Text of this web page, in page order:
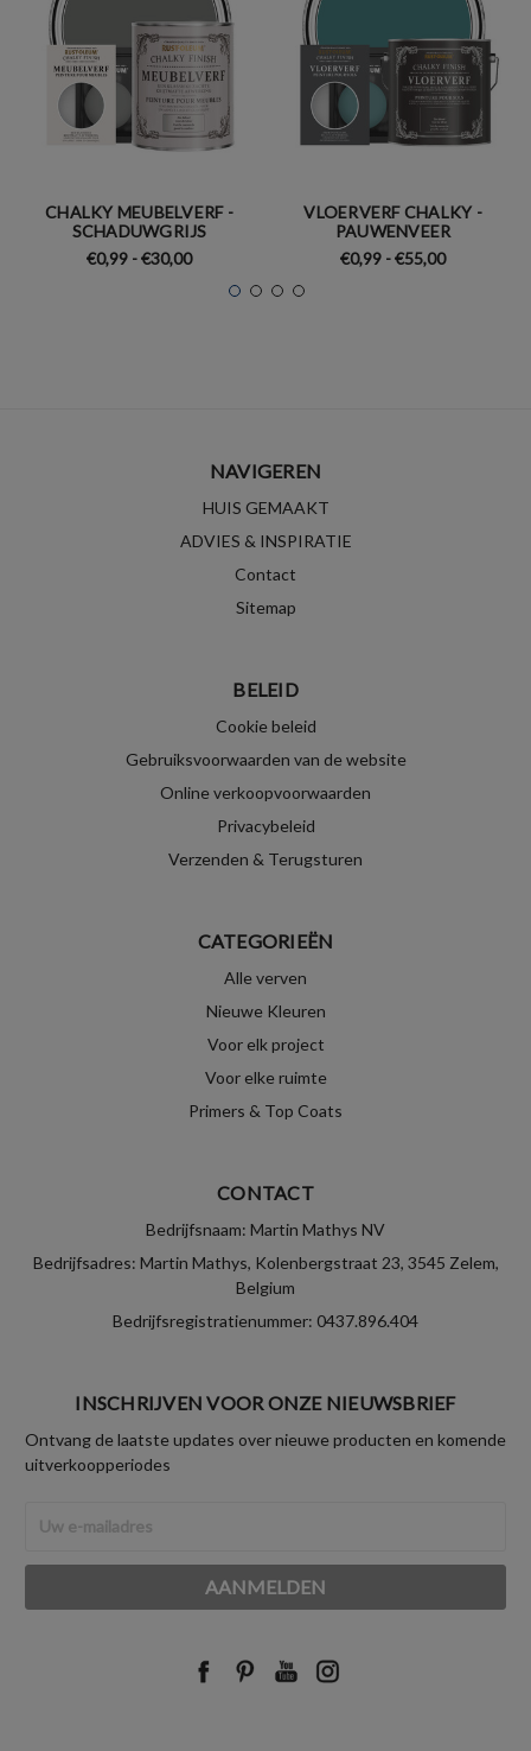
CHALKY MEUBELVERF -
SCHADUWGRIJS
€0,99 - €30,00
VLOERVERF CHALKY -
PAUWENVEER
€0,99 - €55,00
NAVIGEREN
HUIS GEMAAKT
ADVIES & INSPIRATIE
Contact
Sitemap
BELEID
Cookie beleid
Gebruiksvoorwaarden van de website
Online verkoopvoorwaarden
Privacybeleid
Verzenden & Terugsturen
CATEGORIEËN
Alle verven
Nieuwe Kleuren
Voor elk project
Voor elke ruimte
Primers & Top Coats
CONTACT
Bedrijfsnaam: Martin Mathys NV
Bedrijfsadres: Martin Mathys, Kolenbergstraat 23, 3545 Zelem,
Belgium
Bedrijfsregistratienummer: 0437.896.404
INSCHRIJVEN VOOR ONZE NIEUWSBRIEF
Ontvang de laatste updates over nieuwe producten en komende
uitverkoopperiodes
mailadres